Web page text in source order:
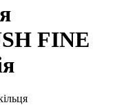
FINE